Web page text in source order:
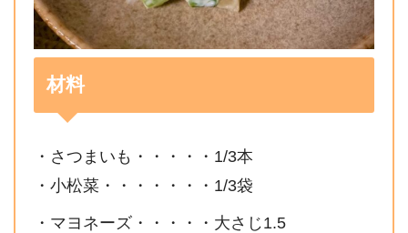
材料
・さつまいも・・・・・1/3本
・小松菜・・・・・・・1/3袋
・マヨネーズ・・・・・大さじ1.5